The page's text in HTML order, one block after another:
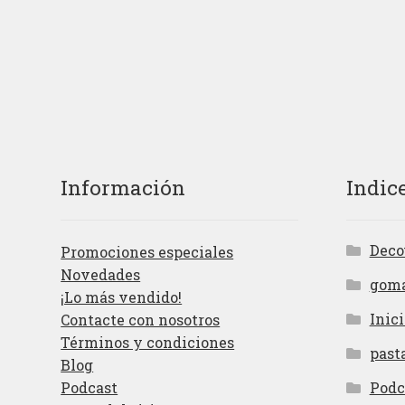
Información
Promociones especiales
Novedades
¡Lo más vendido!
Contacte con nosotros
Términos y condiciones
Blog
Podcast